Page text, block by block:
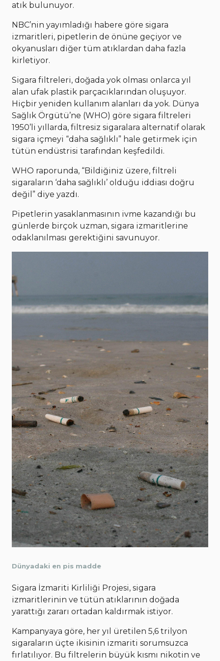
atık bulunuyor.
NBC’nin yayımladığı habere göre sigara
izmaritleri, pipetlerin de önüne geçiyor ve
okyanusları diğer tüm atıklardan daha fazla
kirletiyor.
Sigara filtreleri, doğada yok olması onlarca yıl
alan ufak plastik parçacıklarından oluşuyor.
Hiçbir yeniden kullanım alanları da yok. Dünya
Sağlık Örgütü’ne (WHO) göre sigara filtreleri
1950’li yıllarda, filtresiz sigaralara alternatif olarak
sigara içmeyi “daha sağlıklı” hale getirmek için
tütün endüstrisi tarafından keşfedildi.
WHO raporunda, “Bildiğiniz üzere, filtreli
sigaraların ‘daha sağlıklı’ olduğu iddiası doğru
değil” diye yazdı.
Pipetlerin yasaklanmasının ivme kazandığı bu
günlerde birçok uzman, sigara izmaritlerine
odaklanılması gerektiğini savunuyor.
Dünyadaki en pis madde
Sigara İzmariti Kirliliği Projesi, sigara
izmaritlerinin ve tütün atıklarının doğada
yarattığı zararı ortadan kaldırmak istiyor.
Kampanyaya göre, her yıl üretilen 5,6 trilyon
sigaraların üçte ikisinin izmariti sorumsuzca
fırlatılıyor. Bu filtrelerin büyük kısmı nikotin ve